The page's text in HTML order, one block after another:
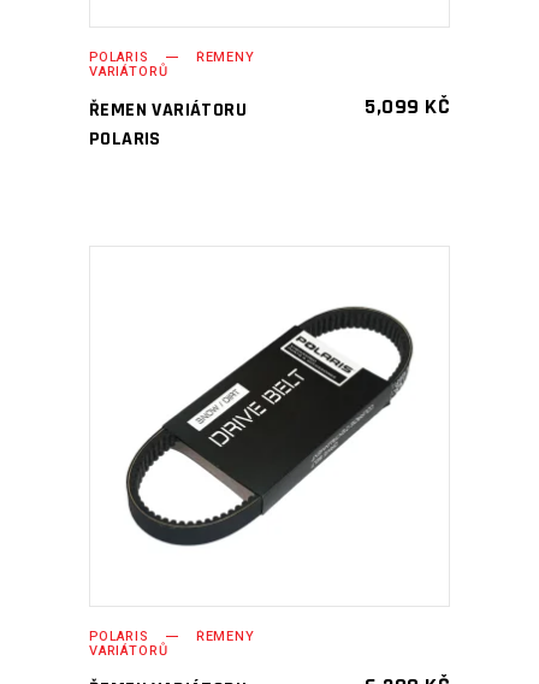
POLARIS ŘEMENY
VARIÁTORŮ
ŘEMEN VARIÁTORU
POLARIS
5,099 KČ
PŘIDAT DO KOŠÍKU
POLARIS ŘEMENY
VARIÁTORŮ